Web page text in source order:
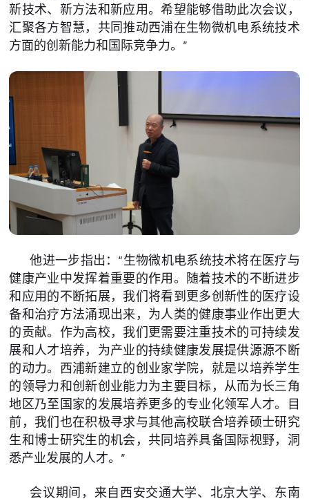
新技术、新方法和新应用。希望能够借助此次会议，
汇聚各方智慧，共同推动西浦在生物微机电系统技术
方面的创新能力和国际竞争力。”
他进一步指出：“生物微机电系统技术将在医疗与
健康产业中发挥着重要的作用。随着技术的不断进步
和应用的不断拓展，我们将看到更多创新性的医疗设
备和治疗方法涌现出来，为人类的健康事业作出更大
的贡献。作为高校，我们更需要注重技术的可持续发
展和人才培养，为产业的持续健康发展提供源源不断
的动力。西浦新建立的创业家学院，就是以培养学生
的领导力和创新创业能力为主要目标，从而为长三角
地区乃至国家的发展培养更多的专业化领军人才。目
前，我们也在积极寻求与其他高校联合培养硕士研究
生和博士研究生的机会，共同培养具备国际视野，洞
悉产业发展的人才。”
会议期间，来自西安交通大学、北京大学、东南